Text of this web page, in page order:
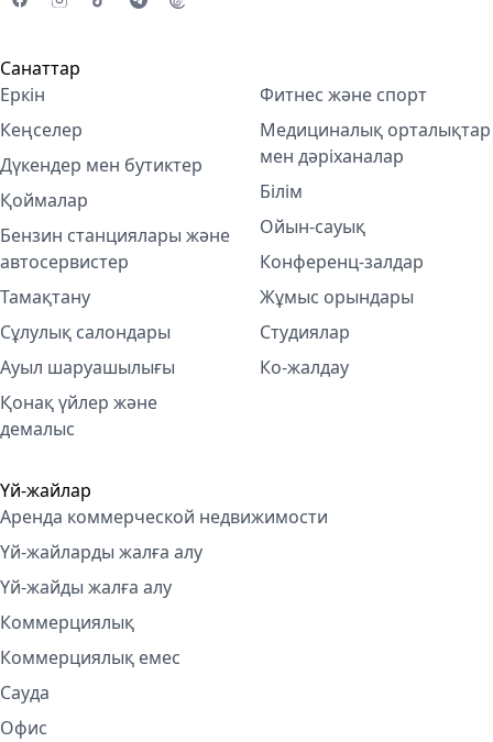
Санаттар
Еркін
Кеңселер
Дүкендер мен бутиктер
Қоймалар
Бензин станциялары және
автосервистер
Тамақтану
Сұлулық салондары
Ауыл шаруашылығы
Қонақ үйлер және
демалыс
Фитнес және спорт
Медициналық орталықтар
мен дәріханалар
Білім
Ойын-сауық
Конференц-залдар
Жұмыс орындары
Студиялар
Ко-жалдау
Үй-жайлар
Аренда коммерческой недвижимости
Үй-жайларды жалға алу
Үй-жайды жалға алу
Коммерциялық
Коммерциялық емес
Сауда
Офис